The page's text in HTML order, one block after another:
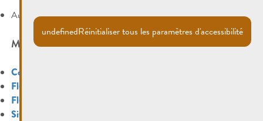
Aucune catégorie
MÉTA
Connexion
Flux des publications
Flux des commentaires
Site de WordPress-FR
undefinedRéinitialiser tous les paramètres d'accessibilité